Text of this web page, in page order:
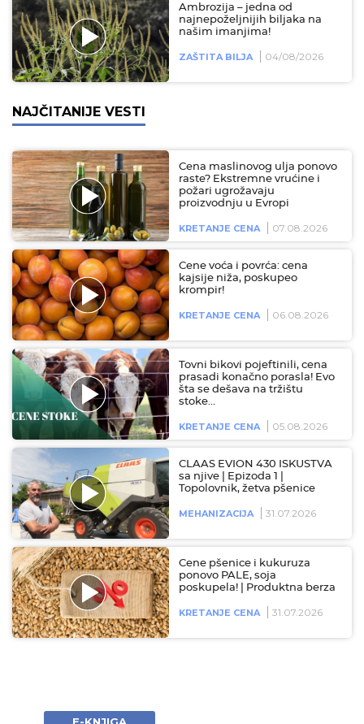
Ambrozija – jedna od
najnepoželjnijih biljaka na
našim imanjima!
ZAŠTITA BILJA 04/08/2026
NAJČITANIJE VESTI
Cena maslinovog ulja ponovo
raste? Ekstremne vrućine i
požari ugrožavaju
proizvodnju u Evropi
KRETANJE CENA 07.08.2026
Cene voća i povrća: cena
kajsije niža, poskupeo
krompir!
KRETANJE CENA 06.08.2026
Tovni bikovi pojeftinili, cena
prasadi konačno porasla! Evo
šta se dešava na tržištu
stoke…
KRETANJE CENA 05.08.2026
CLAAS EVION 430 ISKUSTVA
sa njive | Epizoda 1 |
Topolovnik, žetva pšenice
MEHANIZACIJA 31.07.2026
Cene pšenice i kukuruza
ponovo PALE, soja
poskupela! | Produktna berza
KRETANJE CENA 31.07.2026